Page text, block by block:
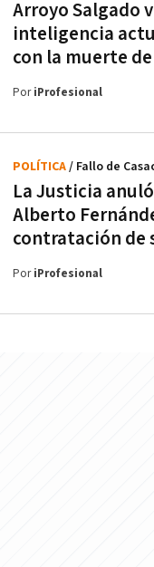
Arroyo Salgado
inteligencia
con la muerte
PoriProfesional
La Justicia
Alberto
contratación de
POLÍTICA/ Fallo de
PoriProfesional